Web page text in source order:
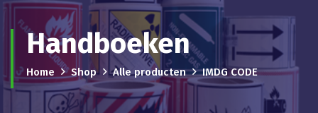
Handboeken
Home Shop Alle producten IMDG CODE